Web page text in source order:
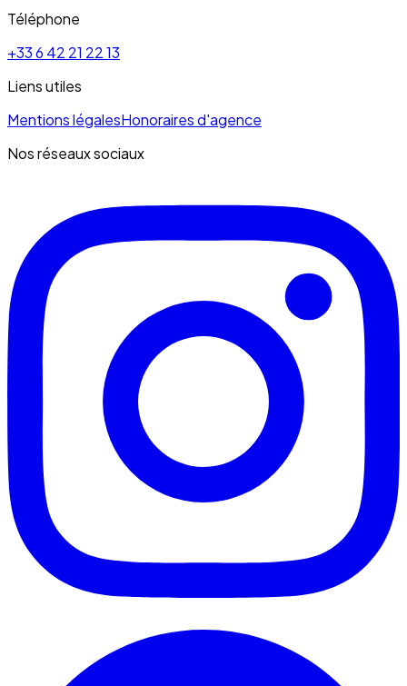
Téléphone
+33 6 42 21 22 13
Liens utiles
Mentions légalesHonoraires d'agence
Nos réseaux sociaux